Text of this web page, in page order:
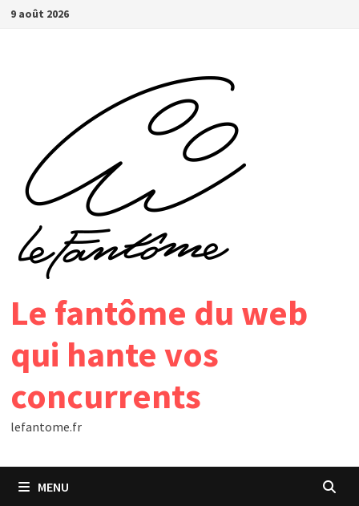
Passer
9 août 2026
Le fantôme du web
qui hante vos
concurrents
lefantome.fr
MENU